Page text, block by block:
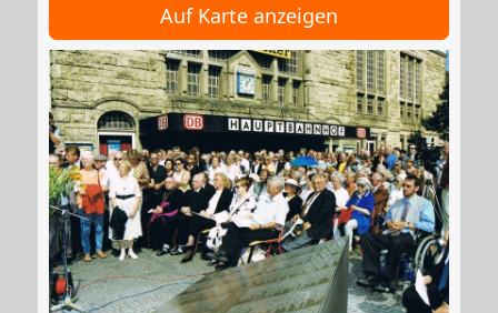
Auf Karte anzeigen